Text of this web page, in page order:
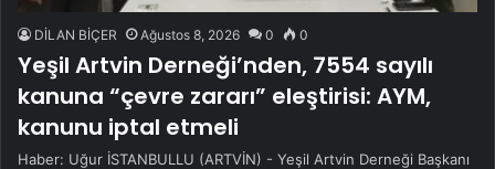
DİLAN BİÇER Ağustos 8, 2026 0 0
Yeşil Artvin Derneği’nden, 7554 sayılı
kanuna “çevre zararı” eleştirisi: AYM,
kanunu iptal etmeli
Haber: Uğur İSTANBULLU (ARTVİN) - Yeşil Artvin Derneği Başkanı